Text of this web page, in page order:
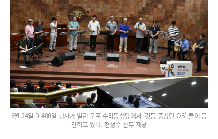
6월 24일 D-400일 행사가 열린 군포 수리동성당에서 '갓등 중창단 OB' 들이 공
연하고 있다. 현정수 신부 제공